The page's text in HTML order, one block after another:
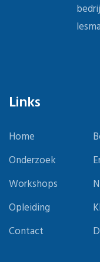
Links
Home
Onderzoek
Workshops
Opleiding
Contact